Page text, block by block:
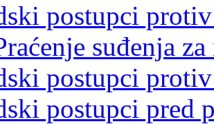
postupci
suđenja
postupci
postupci pred